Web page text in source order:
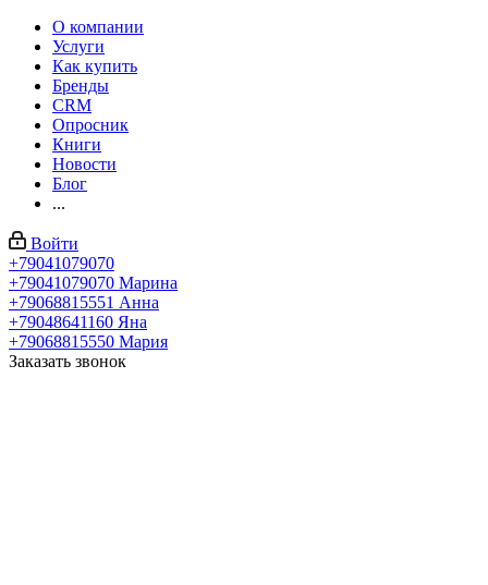
О компании
Услуги
Как купить
Бренды
CRM
Опросник
Книги
Новости
Блог
...
Войти
+79041079070
+79041079070 Марина
+79068815551 Анна
+79048641160 Яна
+79068815550 Мария
Заказать звонок